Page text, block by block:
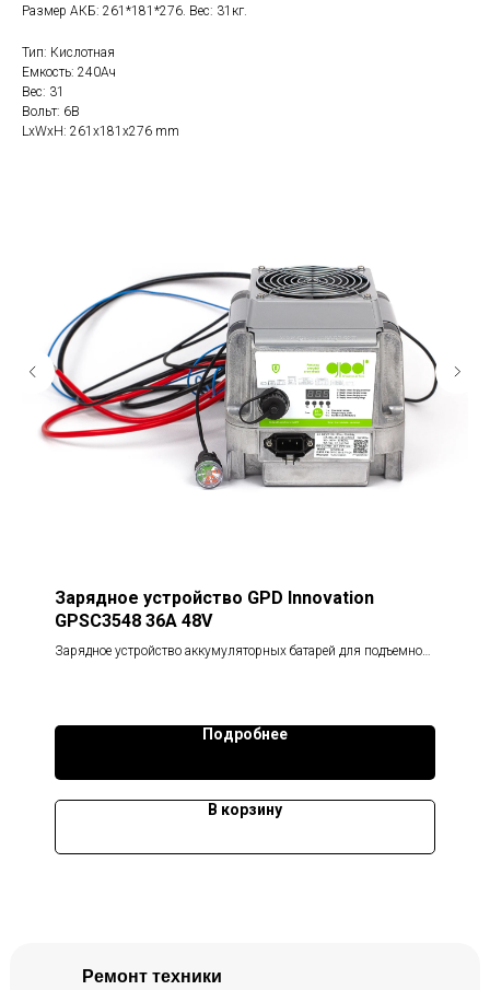
Размер АКБ: 261*181*276. Вес: 31кг.
Тип: Кислотная
Eмкость: 240Ач
Вес: 31
Вольт: 6В
LxWxH: 261x181x276 mm
Зарядное устройство GPD Innovation
GPSC3548 36A 48V
Зарядное устройство аккумуляторных батарей для подъемной
Подробнее
В корзину
Ремонт техники